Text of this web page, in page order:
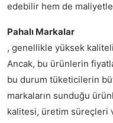
edebilir hem de
Pahalı Markalar
, genellikle yüksek
Ancak, bu ürünlerin
bu durum tüketicilerin
markaların sunduğu
kalitesi, üretim süreçleri